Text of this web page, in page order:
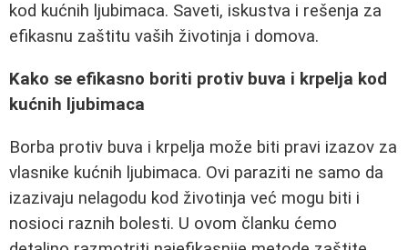
kod kućnih ljubimaca. Saveti, iskustva i rešenja za
efikasnu zaštitu vaših životinja i domova.
Kako se efikasno boriti protiv buva i krpelja kod
kućnih ljubimaca
Borba protiv buva i krpelja može biti pravi izazov za
vlasnike kućnih ljubimaca. Ovi paraziti ne samo da
izazivaju nelagodu kod životinja već mogu biti i
nosioci raznih bolesti. U ovom članku ćemo